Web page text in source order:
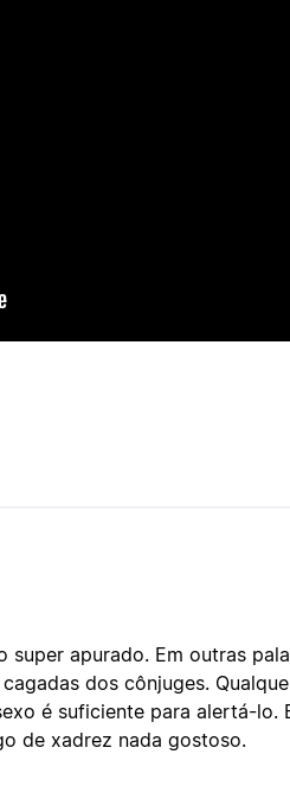
super apurado. Em outras
dos cônjuges.
é suficiente para alertá-lo.
de xadrez nada gostoso.